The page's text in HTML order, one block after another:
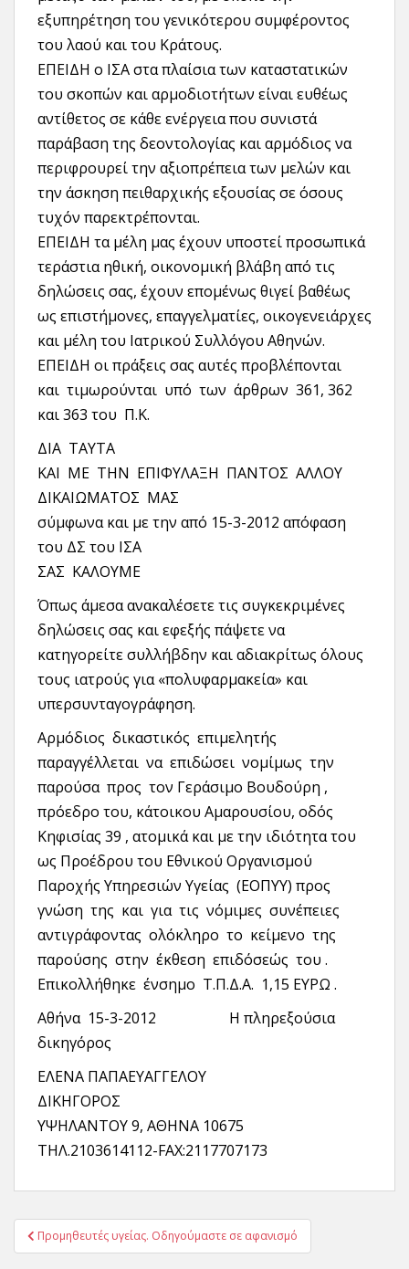
εξυπηρέτηση του γενικότερου συμφέροντος
του λαού και του Κράτους.
ΕΠΕΙΔΗ ο ΙΣΑ στα πλαίσια των καταστατικών
του σκοπών και αρμοδιοτήτων είναι ευθέως
αντίθετος σε κάθε ενέργεια που συνιστά
παράβαση της δεοντολογίας και αρμόδιος να
περιφρουρεί την αξιοπρέπεια των μελών και
την άσκηση πειθαρχικής εξουσίας σε όσους
τυχόν παρεκτρέπονται.
ΕΠΕΙΔΗ τα μέλη μας έχουν υποστεί προσωπικά
τεράστια ηθική, οικονομική βλάβη από τις
δηλώσεις σας, έχουν επομένως θιγεί βαθέως
ως επιστήμονες, επαγγελματίες, οικογενειάρχες
και μέλη του Ιατρικού Συλλόγου Αθηνών.
ΕΠΕΙΔΗ οι πράξεις σας αυτές προβλέπονται
και τιμωρούνται υπό των άρθρων 361, 362
και 363 του Π.Κ.
ΔΙΑ ΤΑΥΤΑ
ΚΑΙ ΜΕ ΤΗΝ ΕΠΙΦΥΛΑΞΗ ΠΑΝΤΟΣ ΑΛΛΟΥ
ΔΙΚΑΙΩΜΑΤΟΣ ΜΑΣ
σύμφωνα και με την από 15-3-2012 απόφαση
του ΔΣ του ΙΣΑ
ΣΑΣ ΚΑΛΟΥΜΕ
Όπως άμεσα ανακαλέσετε τις συγκεκριμένες
δηλώσεις σας και εφεξής πάψετε να
κατηγορείτε συλλήβδην και αδιακρίτως όλους
τους ιατρούς για «πολυφαρμακεία» και
υπερσυνταγογράφηση.
Αρμόδιος δικαστικός επιμελητής
παραγγέλλεται να επιδώσει νομίμως την
παρούσα προς τον Γεράσιμο Βουδούρη ,
πρόεδρο του, κάτοικου Αμαρουσίου, οδός
Κηφισίας 39 , ατομικά και με την ιδιότητα του
ως Προέδρου του Εθνικού Οργανισμού
Παροχής Υπηρεσιών Υγείας (ΕΟΠΥΥ) προς
γνώση της και για τις νόμιμες συνέπειες
αντιγράφοντας ολόκληρο το κείμενο της
παρούσης στην έκθεση επιδόσεώς του .
Επικολλήθηκε ένσημο Τ.Π.Δ.Α. 1,15 ΕΥΡΩ .
Αθήνα 15-3-2012 Η πληρεξούσια
δικηγόρος
ΕΛΕΝΑ ΠΑΠΑΕΥΑΓΓΕΛΟΥ
ΔΙΚΗΓΟΡΟΣ
ΥΨΗΛΑΝΤΟΥ 9, ΑΘΗΝΑ 10675
ΤΗΛ.2103614112-FAX:2117707173
Πλοήγηση
άρθρων
Προμηθευτές υγείας. Οδηγούμαστε σε αφανισμό